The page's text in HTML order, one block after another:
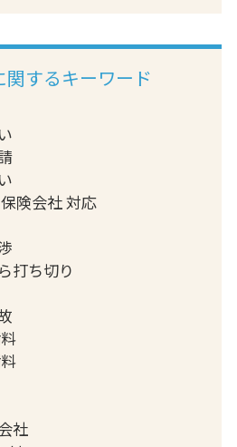
関するキーワード
険会社 対応
打ち切り
社